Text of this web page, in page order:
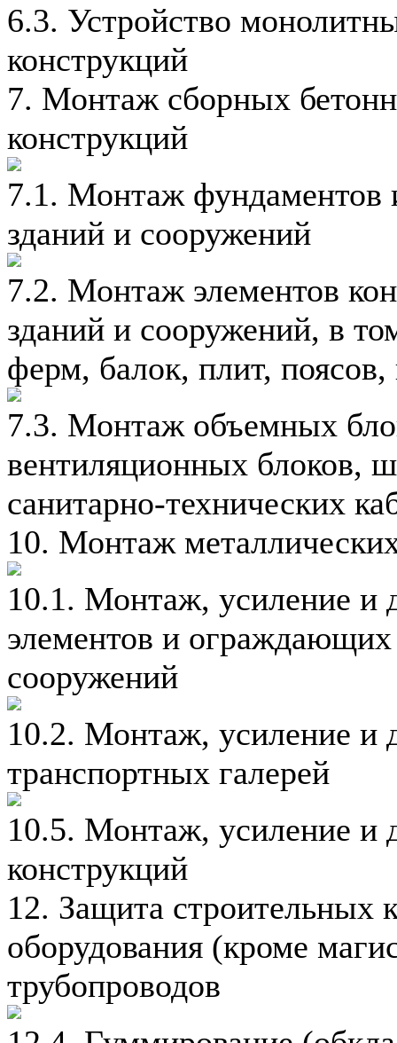
6.3. Устройство
конструкций
7. Монтаж сборных
конструкций
7.1. Монтаж фундаментов
зданий и сооружений
7.2. Монтаж элементов
зданий и сооружений, в
ферм, балок, плит, поясов,
7.3. Монтаж объемных
вентиляционных блоков,
санитарно-технических
10. Монтаж
10.1. Монтаж, усиление и
элементов и
сооружений
10.2. Монтаж, усиление и
транспортных галерей
10.5. Монтаж, усиление и
конструкций
12. Защита строительных
оборудования (кроме
трубопроводов